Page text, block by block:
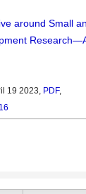
around Small
19 2023, PDF,